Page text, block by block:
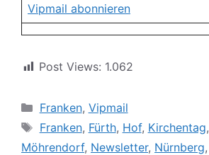
Vipmail abonnieren
Post Views: 1.062
Kategorien
Franken, Vipmail
Schlagwörter
Franken, Fürth, Hof, Kirchentag,
Möhrendorf, Newsletter, Nürnberg,